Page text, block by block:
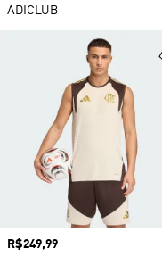
ADICLUB
Preço
R$249,99